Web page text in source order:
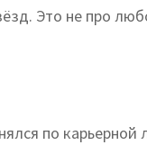
Это не про
по карьерной